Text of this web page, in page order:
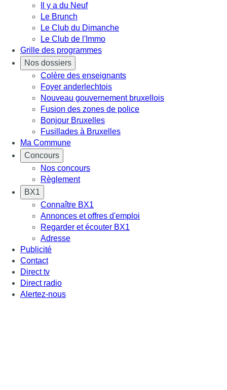
Il y a du Neuf
Le Brunch
Le Club du Dimanche
Le Club de l'Immo
Grille des programmes
Nos dossiers
Colère des enseignants
Foyer anderlechtois
Nouveau gouvernement bruxellois
Fusion des zones de police
Bonjour Bruxelles
Fusillades à Bruxelles
Ma Commune
Concours
Nos concours
Règlement
BX1
Connaître BX1
Annonces et offres d'emploi
Regarder et écouter BX1
Adresse
Publicité
Contact
Direct tv
Direct radio
Alertez-nous